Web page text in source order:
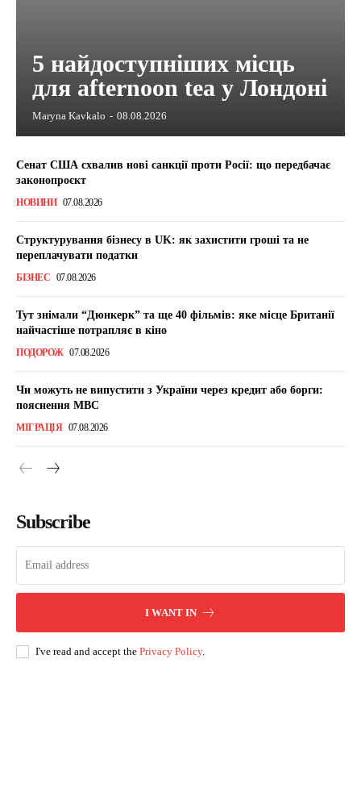
5 найдоступніших місць
для afternoon tea у Лондоні
Maryna Kavkalo - 08.08.2026
Сенат США схвалив нові санкції проти Росії: що передбачає
законопроєкт
НОВИНИ 07.08.2026
Структурування бізнесу в UK: як захистити гроші та не
переплачувати податки
БІЗНЕС 07.08.2026
Тут знімали “Дюнкерк” та ще 40 фільмів: яке місце Британії
найчастіше потрапляє в кіно
ПОДОРОЖ 07.08.2026
Чи можуть не випустити з України через кредит або борги:
пояснення МВС
МІГРАЦІЯ 07.08.2026
Subscribe
I WANT IN
I've read and accept the Privacy Policy.